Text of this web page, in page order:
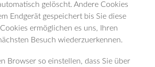
gelöscht. Andere Cookies
Endgerät gespeichert bis Sie diese
ermöglichen es uns, Ihren
Besuch wiederzuerkennen.
Browser so einstellen, dass Sie über